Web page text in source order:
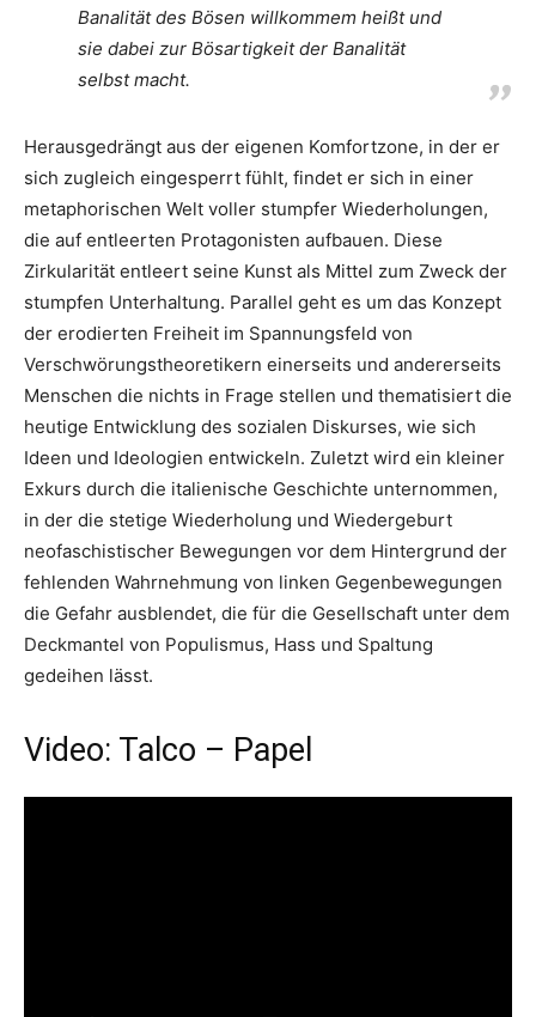
Banalität des Bösen willkommem heißt und
sie dabei zur Bösartigkeit der Banalität
selbst macht.
Herausgedrängt aus der eigenen Komfortzone, in der er
sich zugleich eingesperrt fühlt, findet er sich in einer
metaphorischen Welt voller stumpfer Wiederholungen,
die auf entleerten Protagonisten aufbauen. Diese
Zirkularität entleert seine Kunst als Mittel zum Zweck der
stumpfen Unterhaltung. Parallel geht es um das Konzept
der erodierten Freiheit im Spannungsfeld von
Verschwörungstheoretikern einerseits und andererseits
Menschen die nichts in Frage stellen und thematisiert die
heutige Entwicklung des sozialen Diskurses, wie sich
Ideen und Ideologien entwickeln. Zuletzt wird ein kleiner
Exkurs durch die italienische Geschichte unternommen,
in der die stetige Wiederholung und Wiedergeburt
neofaschistischer Bewegungen vor dem Hintergrund der
fehlenden Wahrnehmung von linken Gegenbewegungen
die Gefahr ausblendet, die für die Gesellschaft unter dem
Deckmantel von Populismus, Hass und Spaltung
gedeihen lässt.
Video: Talco – Papel